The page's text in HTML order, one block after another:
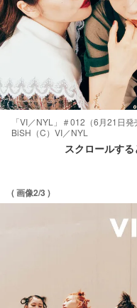
「VI／NYL」＃012（6月21日
BiSH（C）VI／NYL
スクロールす
( 画像2/3 )